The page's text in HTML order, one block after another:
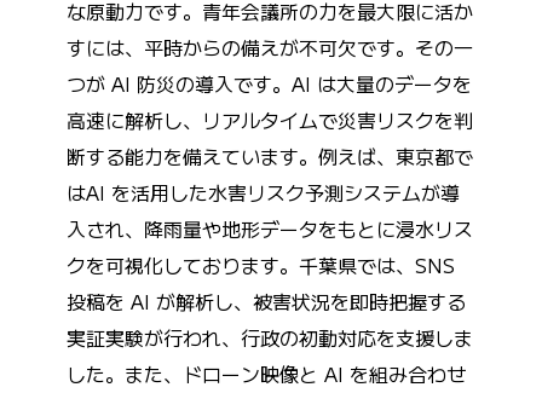
な原動力です。青年会議所の力を最大限に活か
すには、平時からの備えが不可欠です。その一
つが AI 防災の導入です。AI は大量のデータを
高速に解析し、リアルタイムで災害リスクを判
断する能力を備えています。例えば、東京都で
はAI を活用した水害リスク予測システムが導
入され、降雨量や地形データをもとに浸水リス
クを可視化しております。千葉県では、SNS
投稿を AI が解析し、被害状況を即時把握する
実証実験が行われ、行政の初動対応を支援しま
した。また、ドローン映像と AI を組み合わせ